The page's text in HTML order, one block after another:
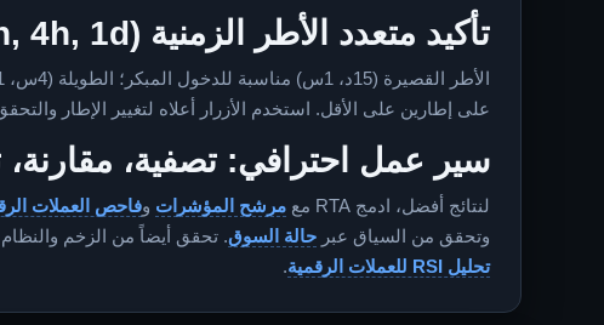
تأكيد متعدد الأطر الزمنية (15m, 1h, 4h, 1d)
على إطارين على الأقل. استخدم الأزرار أعلاه لتغيير الإطار
سير عمل احترافي: تصفية،
لنتائج أفضل، ادمج RTA مع مرشح المؤشرات وفاحص العملات
وتحقق من السياق عبر حالة السوق. تحقق أيضاً من الزخم والنظام
تحليل RSI للعملات الرقمية
.